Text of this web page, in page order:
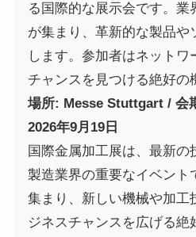
る国際的な展示会です。業
が集まり、革新的な製品や
します。参加者はネットワ
チャンスを見つける絶好の
場所: Messe Stuttgart / 会
2026年9月19日
国際金属加工展は、最新の
製造業界の重要なイベント
集まり、新しい機械や加工
ジネスチャンスを広げる絶